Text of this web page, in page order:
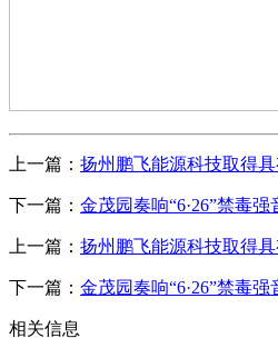
上一篇： 扬州鹏飞能源科技取得
下一篇： 金茂园奏响“6·26”禁毒强
上一篇： 扬州鹏飞能源科技取得
下一篇： 金茂园奏响“6·26”禁毒强
相关信息